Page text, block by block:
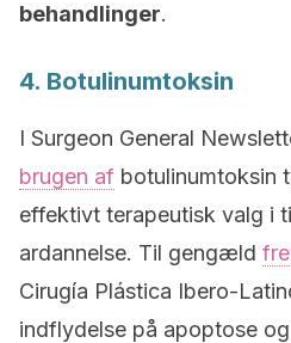
behandlinger.
4. Botulinumtoksin
I Surgeon General
brugen af botulinumtoksin
effektivt terapeutisk valg i
ardannelse. Til gengæld
Cirugía Plástica Ibero-
indflydelse på apoptose